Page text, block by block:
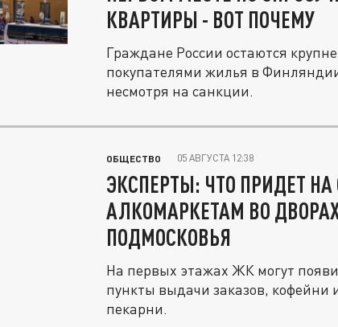
КВАРТИРЫ - ВОТ ПОЧЕМУ
Граждане России остаются
покупателями жилья в
несмотря на санкции.
ОБЩЕСТВО 05 АВГУСТА 12:38
ЭКСПЕРТЫ: ЧТО ПРИДЕТ
АЛКОМАРКЕТАМ ВО
ПОДМОСКОВЬЯ
На первых этажах ЖК могут
пункты выдачи заказов, кофейни
пекарни.